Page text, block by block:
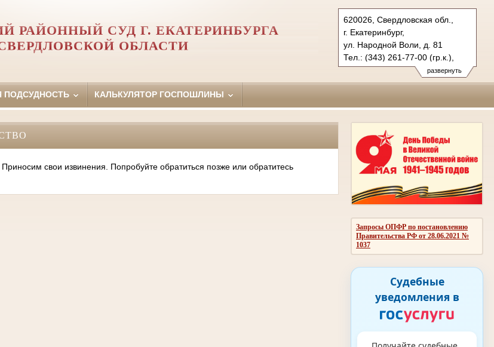
развернуть
620026, Свердловская обл.,
г. Екатеринбург,
ул. Народной Воли, д. 81
Тел.: (343) 261-77-00 (гр.к.),
261-62-72 (уг.к.), 261-69-79 (ф.)
oktiabrsky.svd@sudrf.ru
РАЙОННЫЙ СУД Г. ЕКАТЕРИНБУРГА
ОБЛАСТИ
ПОДСУДНОСТЬ КАЛЬКУЛЯТОР ГОСПОШЛИНЫ
Запросы ОПФР по постановлению
Правительства РФ от 28.06.2021 №
1037
Судебные
уведомления в
свои извинения. Попробуйте обратиться позже или обратитесь